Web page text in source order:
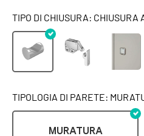
TIPO DI CHIUSURA: CHIUSURA
TIPOLOGIA DI PARETE:
MURATURA